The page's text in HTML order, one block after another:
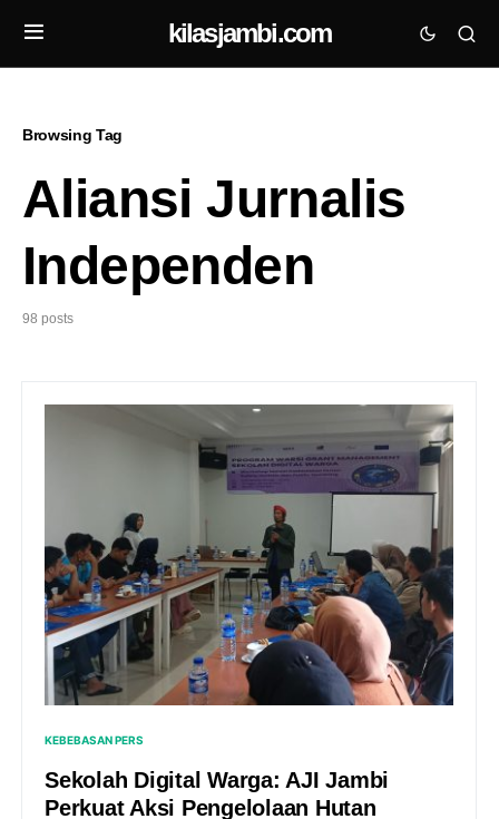
kilasjambi.com
Browsing Tag
Aliansi Jurnalis
Independen
98 posts
KEBEBASAN PERS
Sekolah Digital Warga: AJI Jambi
Perkuat Aksi Pengelolaan Hutan